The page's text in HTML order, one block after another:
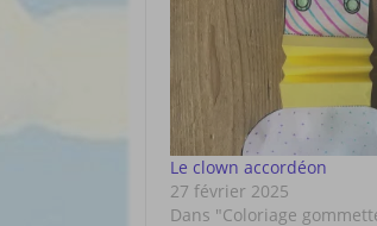
Le clown accordéon
27 février 2025
Dans "Coloriage